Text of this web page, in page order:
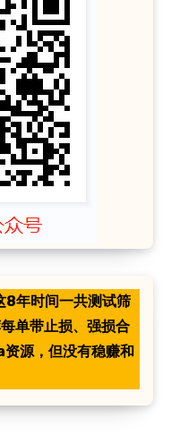
年时间一共测试筛
单带止损、强损合
源，但没有稳赚和